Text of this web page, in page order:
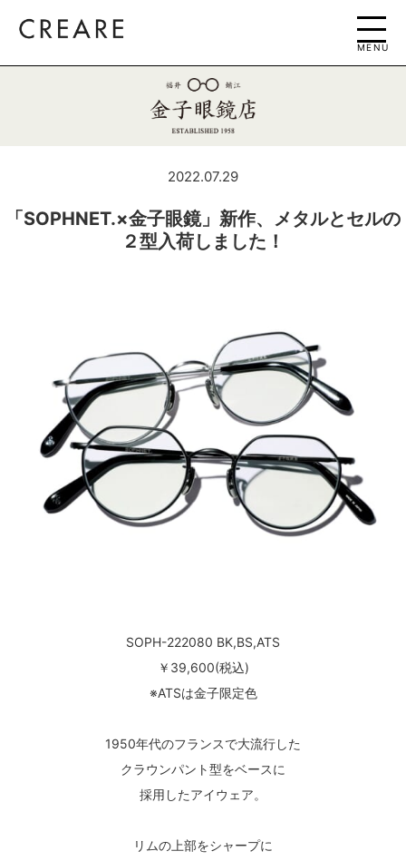
MENU
2022.07.29
「SOPHNET.×金子眼鏡」新作、メタルとセルの
２型入荷しました！
SOPH-222080 BK,BS,ATS
￥39,600(税込)
※ATSは金子限定色
1950年代のフランスで大流行した
クラウンパント型をベースに
採用したアイウェア。
リムの上部をシャープに